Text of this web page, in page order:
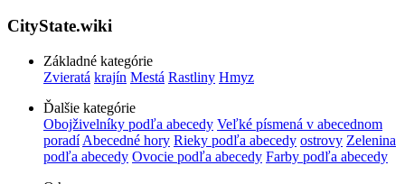
CityState.wiki
Základné kategórie
Zvieratá krajín Mestá Rastliny Hmyz
Ďalšie kategórie
Obojživelníky podľa abecedy Veľké písmená v abecednom
poradí Abecedné hory Rieky podľa abecedy ostrovy Zelenina
podľa abecedy Ovocie podľa abecedy Farby podľa abecedy